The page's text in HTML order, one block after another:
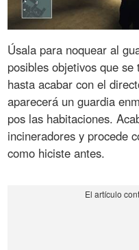
Úsala para noquear al
posibles objetivos que
hasta acabar con el
aparecerá un guardia
pos las habitaciones.
incineradores y procede
como hiciste antes.